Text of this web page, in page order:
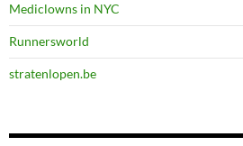
Mediclowns in NYC
Runnersworld
stratenlopen.be